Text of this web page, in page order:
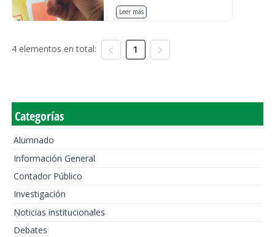
Leer más
4 elementos en total: 1
Categorías
Alumnado
Información General
Contador Público
Investigación
Noticias institucionales
Debates